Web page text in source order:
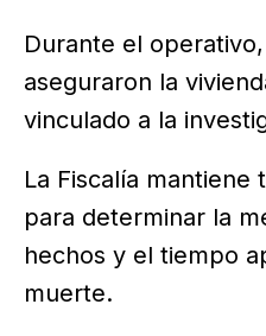
Durante el
aseguraron la
vinculado a la
La Fiscalía mantiene
para determinar la
hechos y el tiempo
muerte.